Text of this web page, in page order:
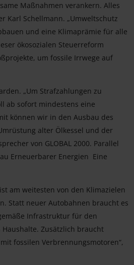
Maßnahmen verankern. Alles
Karl Schellmann. „Umweltschutz
und eine Klimaprämie für alle
ökosozialen Steuerreform
um fossile Irrwege auf
„Um Strafzahlungen zu
ab sofort mindestens eine
können wir in den Ausbau des
alter Ölkessel und der
von GLOBAL 2000. Parallel
Erneuerbarer Energien Eine
am weitesten von den Klimazielen
Statt neuer Autobahnen braucht es
Infrastruktur für den
Zusätzlich braucht
fossilen Verbrennungsmotoren“,